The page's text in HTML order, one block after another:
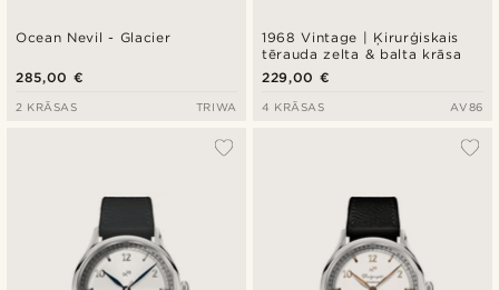
Ocean Nevil - Glacier
285,00 €
2 KRĀSAS TRIWA
1968 Vintage | Ķirurģiskais
tērauda zelta & balta krāsa
229,00 €
4 KRĀSAS AV86